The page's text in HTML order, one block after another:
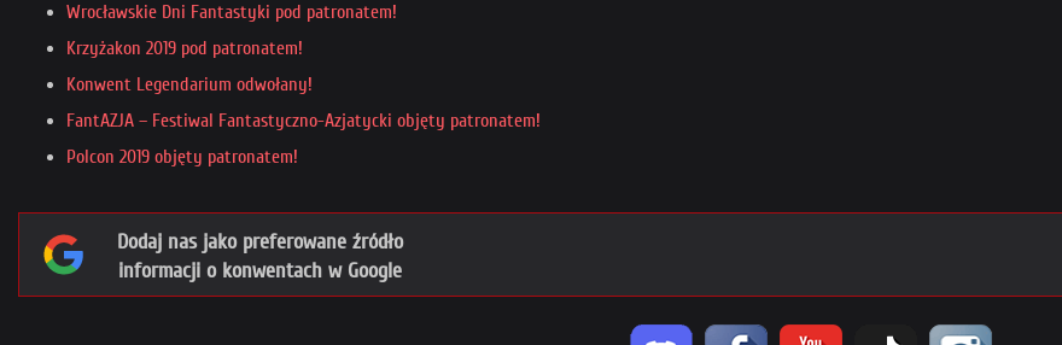
Wrocławskie Dni Fantastyki pod patronatem!
Krzyżakon 2019 pod patronatem!
Konwent Legendarium odwołany!
FantAZJA – Festiwal Fantastyczno-Azjatycki objęty patronatem!
Polcon 2019 objęty patronatem!
Dodaj nas jako preferowane źródło
informacji o konwentach w Google